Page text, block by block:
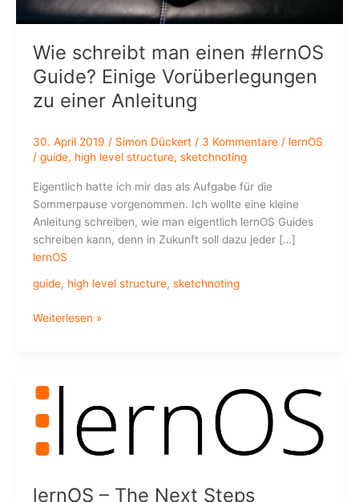
Wie schreibt man einen #lernOS
Guide? Einige Vorüberlegungen
zu einer Anleitung
30. April 2019 / Simon Dückert / 3 Kommentare / lernOS
/ guide, high level structure, sketchnoting
Eigentlich hatte ich mir das als Aufgabe für die
Sommerpause vorgenommen. Ich wollte eine kleine
Anleitung schreiben, wie man eigentlich lernOS Guides
schreiben kann, denn in Zukunft soll dazu jeder […]
lernOS
guide, high level structure, sketchnoting
Wie
#lernOS
Einige
Vorüberlegungen
zu
Anleitung
Weiterlesen »
lernOS – The Next Steps